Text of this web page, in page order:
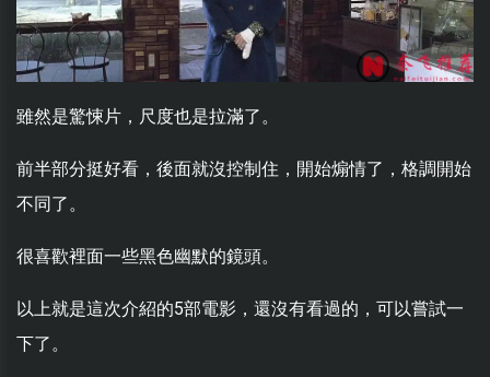
雖然是驚悚片，尺度也是拉滿了。
前半部分挺好看，後面就沒控制住，開始煽情了，格調開始
不同了。
很喜歡裡面一些黑色幽默的鏡頭。
以上就是這次介紹的5部電影，還沒有看過的，可以嘗試一
下了。